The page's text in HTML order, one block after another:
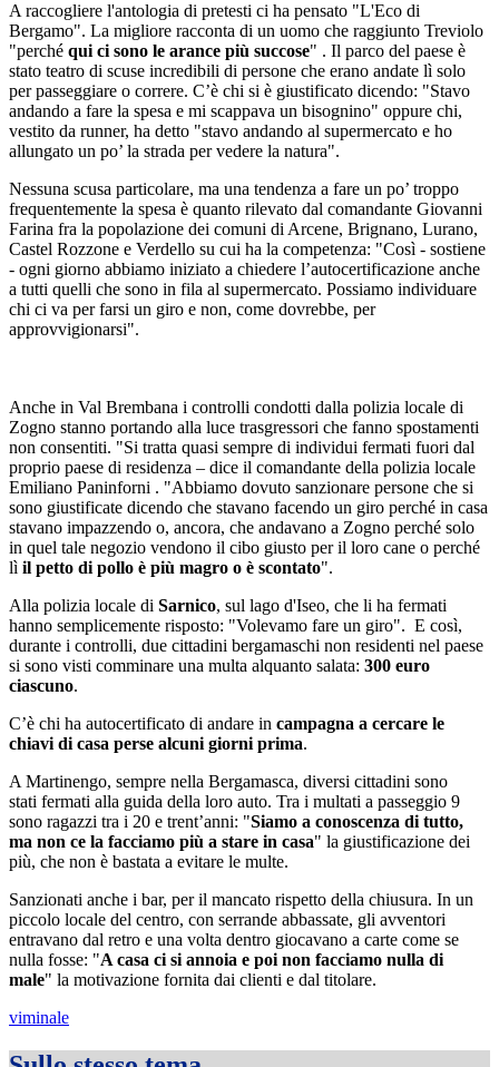
A raccogliere l'antologia di pretesti ci ha pensato "L'Eco di
Bergamo". La migliore racconta di un uomo che raggiunto Treviolo
"perché qui ci sono le arance più succose" . Il parco del paese è
stato teatro di scuse incredibili di persone che erano andate lì solo
per passeggiare o correre. C’è chi si è giustificato dicendo: "Stavo
andando a fare la spesa e mi scappava un bisognino" oppure chi,
vestito da runner, ha detto "stavo andando al supermercato e ho
allungato un po’ la strada per vedere la natura".
Nessuna scusa particolare, ma una tendenza a fare un po’ troppo
frequentemente la spesa è quanto rilevato dal comandante Giovanni
Farina fra la popolazione dei comuni di Arcene, Brignano, Lurano,
Castel Rozzone e Verdello su cui ha la competenza: "Così - sostiene
- ogni giorno abbiamo iniziato a chiedere l’autocertificazione anche
a tutti quelli che sono in fila al supermercato. Possiamo individuare
chi ci va per farsi un giro e non, come dovrebbe, per
approvvigionarsi".
Anche in Val Brembana i controlli condotti dalla polizia locale di
Zogno stanno portando alla luce trasgressori che fanno spostamenti
non consentiti. "Si tratta quasi sempre di individui fermati fuori dal
proprio paese di residenza – dice il comandante della polizia locale
Emiliano Paninforni . "Abbiamo dovuto sanzionare persone che si
sono giustificate dicendo che stavano facendo un giro perché in casa
stavano impazzendo o, ancora, che andavano a Zogno perché solo
in quel tale negozio vendono il cibo giusto per il loro cane o perché
lì il petto di pollo è più magro o è scontato".
Alla polizia locale di Sarnico, sul lago d'Iseo, che li ha fermati
hanno semplicemente risposto: "Volevamo fare un giro". E così,
durante i controlli, due cittadini bergamaschi non residenti nel paese
si sono visti comminare una multa alquanto salata: 300 euro
ciascuno.
C’è chi ha autocertificato di andare in campagna a cercare le
chiavi di casa perse alcuni giorni prima.
A Martinengo, sempre nella Bergamasca, diversi cittadini sono
stati fermati alla guida della loro auto. Tra i multati a passeggio 9
sono ragazzi tra i 20 e trent’anni: "Siamo a conoscenza di tutto,
ma non ce la facciamo più a stare in casa" la giustificazione dei
più, che non è bastata a evitare le multe.
Sanzionati anche i bar, per il mancato rispetto della chiusura. In un
piccolo locale del centro, con serrande abbassate, gli avventori
entravano dal retro e una volta dentro giocavano a carte come se
nulla fosse: "A casa ci si annoia e poi non facciamo nulla di
male" la motivazione fornita dai clienti e dal titolare.
viminale